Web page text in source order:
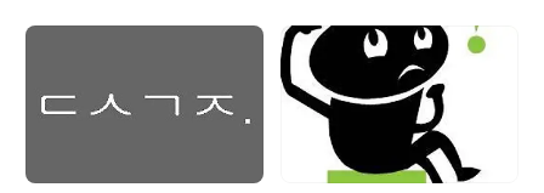
들을 압도하고 있는 형국이다. 따라서 구글이 없는 인터넷
세상은 이제 생각조차 하기 어려운 시대가 되었다. 그렇다
면 구글에 대한 이처럼 높은 의존도가 과연 괜찮은 걸까?
어떻게 대응해야 할까 ? 세계 IT 시장을 좌지우지 하는 구
글의 힘에 대한 우려..